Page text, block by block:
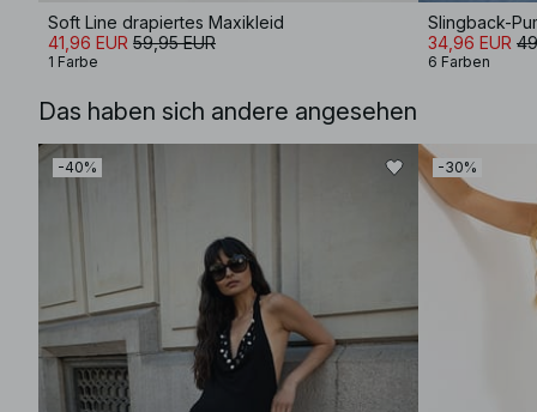
Soft Line drapiertes Maxikleid
41,96 EUR 59,95 EUR
1 Farbe
Slingback-
34,96 EUR
6 Farben
Das haben sich andere angesehen
-40% -30%